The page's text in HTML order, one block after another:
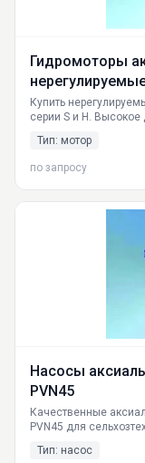
Гидромоторы
Купить
серии S и H.
Тип: мотор
по запросу
Насосы
PVN45
Качественные
PVN45 для
Тип: насос